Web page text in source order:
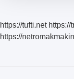
https://tufti.net https://
https://